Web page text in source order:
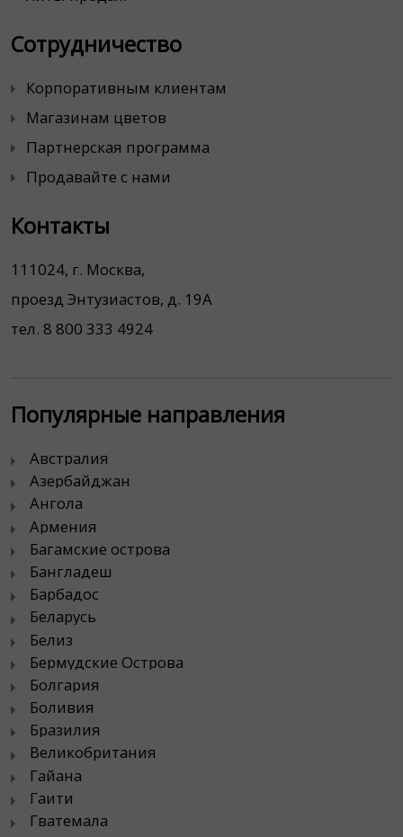
Сотрудничество
Корпоративным клиентам
Магазинам цветов
Партнерская программа
Продавайте с нами
Контакты
111024, г. Москва,
проезд Энтузиастов, д. 19А
тел. 8 800 333 4924
Популярные направления
Австралия
Азербайджан
Ангола
Армения
Багамские острова
Бангладеш
Барбадос
Беларусь
Белиз
Бермудские Острова
Болгария
Боливия
Бразилия
Великобритания
Гайана
Гаити
Гватемала